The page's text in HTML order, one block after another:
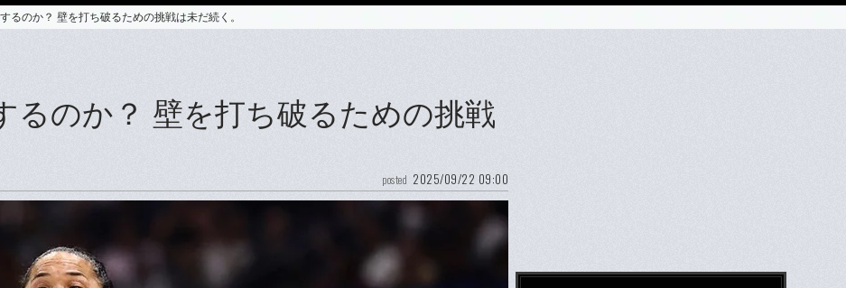
るのか？ 壁を打ち破るための挑戦は未だ続く。
るのか？ 壁を打ち破るための挑戦
posted 2025/09/22 09:00